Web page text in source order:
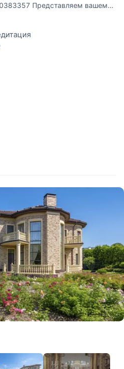
Представляем вашему
525 кв. м в
парк”, расположенном в
шоссе. Дом полностью
к постоянному проживанию.